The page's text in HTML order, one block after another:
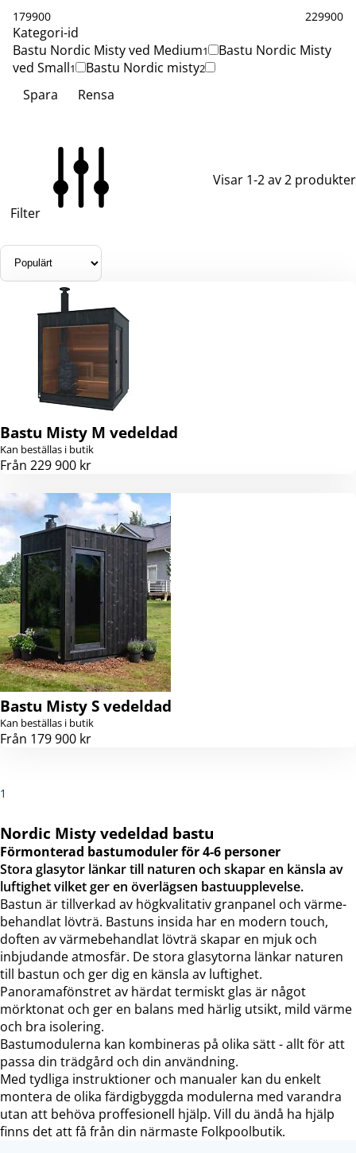
179900 229900
Kategori-id
Bastu Nordic Misty ved Medium1
Bastu Nordic Misty
ved Small1 Bastu Nordic misty2
Spara Rensa
Filter
Visar 1-2 av 2 produkter
Bastu Misty M vedeldad
Kan beställas i butik
Från 229 900 kr
Bastu Misty S vedeldad
Kan beställas i butik
Från 179 900 kr
1
Nordic Misty vedeldad bastu
Förmonterad bastumoduler för 4-6 personer
Stora glasytor länkar till naturen och skapar en känsla av
luftighet vilket ger en överlägsen bastuupplevelse.
Bastun är tillverkad av högkvalitativ granpanel och värme­
behandlat lövträ. Bastuns insida har en modern touch,
doften av värme­behandlat lövträ skapar en mjuk och
inbjudande atmosfär. De stora glasytorna länkar naturen
till bastun och ger dig en känsla av luftighet.
Panoramafönstret av härdat termiskt glas är något
mörktonat och ger en balans med härlig utsikt, mild värme
och bra isolering.
Bastumodulerna kan kombineras på olika sätt - allt för att
passa din trädgård och din användning.
Med tydliga instruktioner och manualer kan du enkelt
montera de olika färdigbyggda modulerna med varandra
utan att behöva proffesionell hjälp. Vill du ändå ha hjälp
finns det att få från din närmaste Folkpoolbutik.